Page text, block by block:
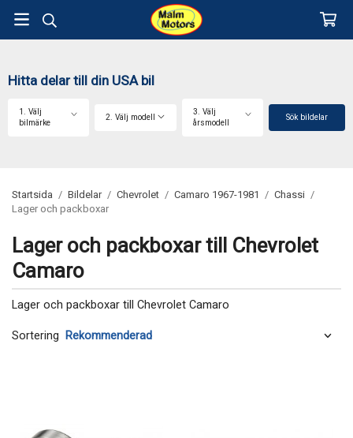
Hitta delar till din USA bil
1. Välj
bilmärke
2. Välj modell
3. Välj
årsmodell
Sök bildelar
Startsida / Bildelar / Chevrolet / Camaro 1967-1981 / Chassi /
Lager och packboxar
Lager och packboxar till Chevrolet
Camaro
Lager och packboxar till Chevrolet Camaro
Sortering